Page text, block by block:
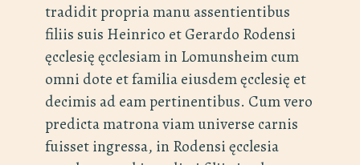
tradidit propria manu assentientibus
filiis suis Heinrico et Gerardo Rodensi
ęcclesię ęcclesiam in Lomunsheim cum
omni dote et familia eiusdem ęcclesię et
decimis ad eam pertinentibus. Cum vero
predicta matrona viam universe carnis
fuisset ingressa, in Rodensi ęcclesia